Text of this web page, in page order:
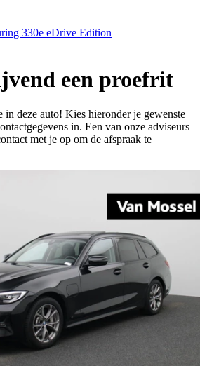
330e eDrive Edition
een proefrit
in deze auto! Kies hieronder je gewenste
in. Een van onze adviseurs
met je op om de afspraak te